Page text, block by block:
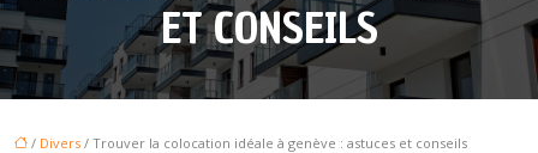
ET CONSEILS
/ Divers / Trouver la colocation idéale à genève : astuces et conseils